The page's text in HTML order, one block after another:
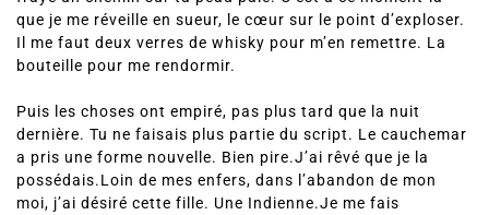
que je me réveille en sueur, le cœur sur le point d’exploser.
Il me faut deux verres de whisky pour m’en remettre. La
bouteille pour me rendormir.
Puis les choses ont empiré, pas plus tard que la nuit
dernière. Tu ne faisais plus partie du script. Le cauchemar
a pris une forme nouvelle. Bien pire.J’ai rêvé que je la
possédais.Loin de mes enfers, dans l’abandon de mon
moi, j’ai désiré cette fille. Une Indienne.Je me fais